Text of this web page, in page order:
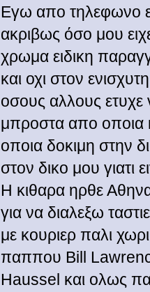
Εγω απο τηλεφωνο
ακριβως όσο μου
χρωμα ειδικη
και οχι στον
οσους αλλους ετυχε
μπροστα απο οποια
οποια δοκιμη στην
στον δικο μου γιατι
Η κιθαρα ηρθε
για να διαλεξω
με κουριερ παλι
παππου Bill
Haussel και ολως